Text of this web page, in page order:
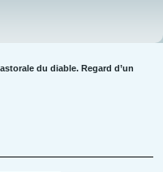
du diable. Regard d’un